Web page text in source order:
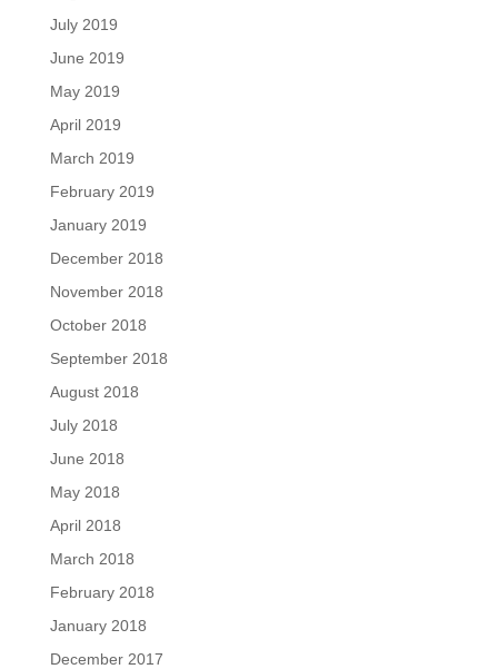
July 2019
June 2019
May 2019
April 2019
March 2019
February 2019
January 2019
December 2018
November 2018
October 2018
September 2018
August 2018
July 2018
June 2018
May 2018
April 2018
March 2018
February 2018
January 2018
December 2017